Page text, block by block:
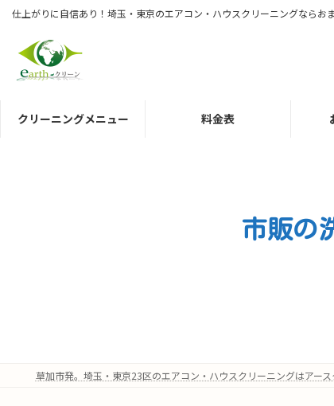
仕上がりに自信あり！埼玉・東京のエアコン・ハウスクリーニングならお
クリーニングメニュー 料金表
市販の
草加市発。埼玉・東京23区のエアコン・ハウスクリーニングはアー